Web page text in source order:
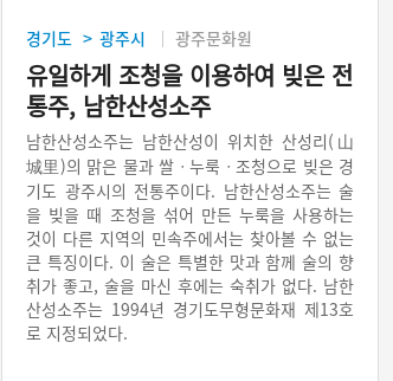
경기도 > 광주시 광주문화원
유일하게 조청을 이용하여 빚은 전
통주, 남한산성소주
남한산성소주는 남한산성이 위치한 산성리(山
城里)의 맑은 물과 쌀ㆍ누룩ㆍ조청으로 빚은 경
기도 광주시의 전통주이다. 남한산성소주는 술
을 빚을 때 조청을 섞어 만든 누룩을 사용하는
것이 다른 지역의 민속주에서는 찾아볼 수 없는
큰 특징이다. 이 술은 특별한 맛과 함께 술의 향
취가 좋고, 술을 마신 후에는 숙취가 없다. 남한
산성소주는 1994년 경기도무형문화재 제13호
로 지정되었다.